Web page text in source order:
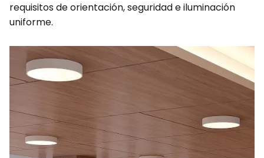
requisitos de orientación, seguridad e iluminación
uniforme.